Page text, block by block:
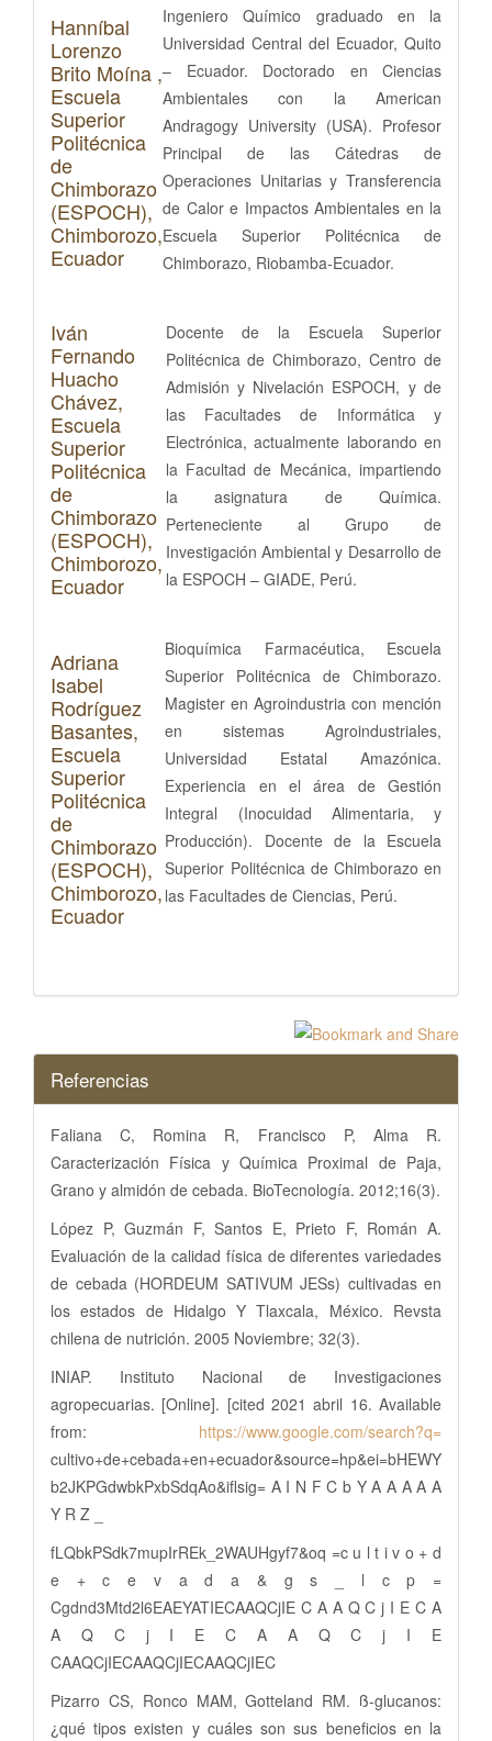
Hanníbal
Lorenzo
Brito Moína ,
Escuela
Superior
Politécnica
de
Chimborazo
(ESPOCH),
Chimborozo,
Ecuador
Ingeniero Químico graduado en la
Universidad Central del Ecuador, Quito
– Ecuador. Doctorado en Ciencias
Ambientales con la American
Andragogy University (USA). Profesor
Principal de las Cátedras de
Operaciones Unitarias y Transferencia
de Calor e Impactos Ambientales en la
Escuela Superior Politécnica de
Chimborazo, Riobamba-Ecuador.
Iván
Fernando
Huacho
Chávez,
Escuela
Superior
Politécnica
de
Chimborazo
(ESPOCH),
Chimborozo,
Ecuador
Docente de la Escuela Superior
Politécnica de Chimborazo, Centro de
Admisión y Nivelación ESPOCH, y de
las Facultades de Informática y
Electrónica, actualmente laborando en
la Facultad de Mecánica, impartiendo
la asignatura de Química.
Perteneciente al Grupo de
Investigación Ambiental y Desarrollo de
la ESPOCH – GIADE, Perú.
Adriana
Isabel
Rodríguez
Basantes,
Escuela
Superior
Politécnica
de
Chimborazo
(ESPOCH),
Chimborozo,
Ecuador
Bioquímica Farmacéutica, Escuela
Superior Politécnica de Chimborazo.
Magister en Agroindustria con mención
en sistemas Agroindustriales,
Universidad Estatal Amazónica.
Experiencia en el área de Gestión
Integral (Inocuidad Alimentaria, y
Producción). Docente de la Escuela
Superior Politécnica de Chimborazo en
las Facultades de Ciencias, Perú.
Referencias
Faliana C, Romina R, Francisco P, Alma R.
Caracterización Física y Química Proximal de Paja,
Grano y almidón de cebada. BioTecnología. 2012;16(3).
López P, Guzmán F, Santos E, Prieto F, Román A.
Evaluación de la calidad física de diferentes variedades
de cebada (HORDEUM SATIVUM JESs) cultivadas en
los estados de Hidalgo Y Tlaxcala, México. Revsta
chilena de nutrición. 2005 Noviembre; 32(3).
INIAP. Instituto Nacional de Investigaciones
agropecuarias. [Online]. [cited 2021 abril 16. Available
from: https://www.google.com/search?q=
cultivo+de+cebada+en+ecuador&source=hp&ei=bHEWY
b2JKPGdwbkPxbSdqAo&iflsig= A I N F C b Y A A A A A
Y R Z _
fLQbkPSdk7mupIrREk_2WAUHgyf7&oq =c u l t i v o + d
e + c e v a d a & g s _ l c p =
Cgdnd3Mtd2l6EAEYATIECAAQCjIE C A A Q C j I E C A
A Q C j I E C A A Q C j I E
CAAQCjIECAAQCjIECAAQCjIEC
Pizarro CS, Ronco MAM, Gotteland RM. ß-glucanos:
¿qué tipos existen y cuáles son sus beneficios en la